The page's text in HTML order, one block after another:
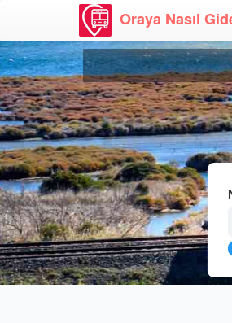
Oraya Nasıl